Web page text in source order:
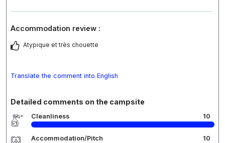
Accommodation review :
Atypique et très chouette
Translate the comment into English
Detailed comments on the campsite
Cleanliness 10
Accommodation/Pitch 10